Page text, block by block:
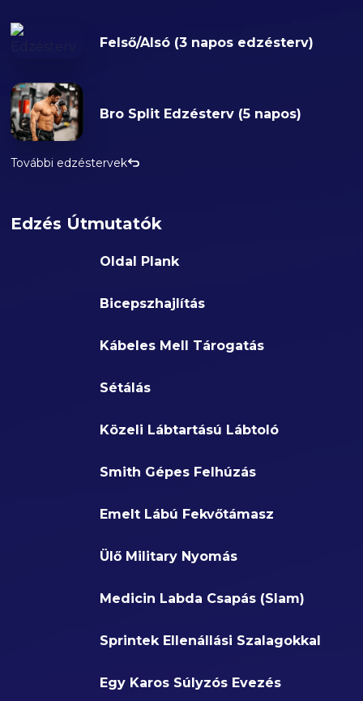
Felső/Alsó (3 napos edzésterv)
Bro Split Edzésterv (5 napos)
További edzéstervek
Edzés Útmutatók
Oldal Plank
Bicepszhajlítás
Kábeles Mell Tárogatás
Sétálás
Közeli Lábtartású Lábtoló
Smith Gépes Felhúzás
Emelt Lábú Fekvőtámasz
Ülő Military Nyomás
Medicin Labda Csapás (Slam)
Sprintek Ellenállási Szalagokkal
Egy Karos Súlyzós Evezés